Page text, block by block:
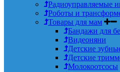
Радиоуправляемые
Роботы и
Товары для мам
Бандажи для
Видеоняни
Детские
Детские
Молокоотсосы